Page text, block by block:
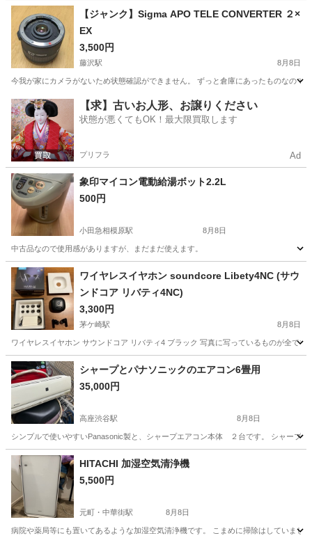
神奈川 平塚市 平塚駅
【ジャンク】Sigma APO TELE CONVERTER ２×
EX
3,500円
藤沢駅 8月8日
今我が家にカメラがないため状態確認ができません。 ずっと倉庫にあったものなの
神奈川 藤沢駅 カメラ
【求】古いお人形、お譲りください
状態が悪くてもOK！最大限買取します
プリフラ Ad
象印マイコン電動給湯ボット2.2L
500円
小田急相模原駅 8月8日
中古品なので使用感がありますが、まだまだ使えます。
神奈川 相模原市 小田急相模原駅
ワイヤレスイヤホン soundcore Libety4NC (サウ
ンドコア リバティ4NC)
3,300円
茅ケ崎駅 8月8日
ワイヤレスイヤホン サウンドコア リバティ4 ブラック 写真に写っているものが全て
神奈川 茅ヶ崎市 茅ケ崎駅 オーディオ
シャープとパナソニックのエアコン6畳用
35,000円
高座渋谷駅 8月8日
シンプルで使いやすいPanasonic製と、シャープエアコン本体 ２台です。 シャープ
神奈川 大和市 高座渋谷駅 季節、空調家電
HITACHI 加湿空気清浄機
5,500円
元町・中華街駅 8月8日
病院や薬局等にも置いてあるような加湿空気清浄機です。 こまめに掃除はしていま